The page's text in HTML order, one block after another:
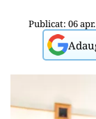
Publicat: 06